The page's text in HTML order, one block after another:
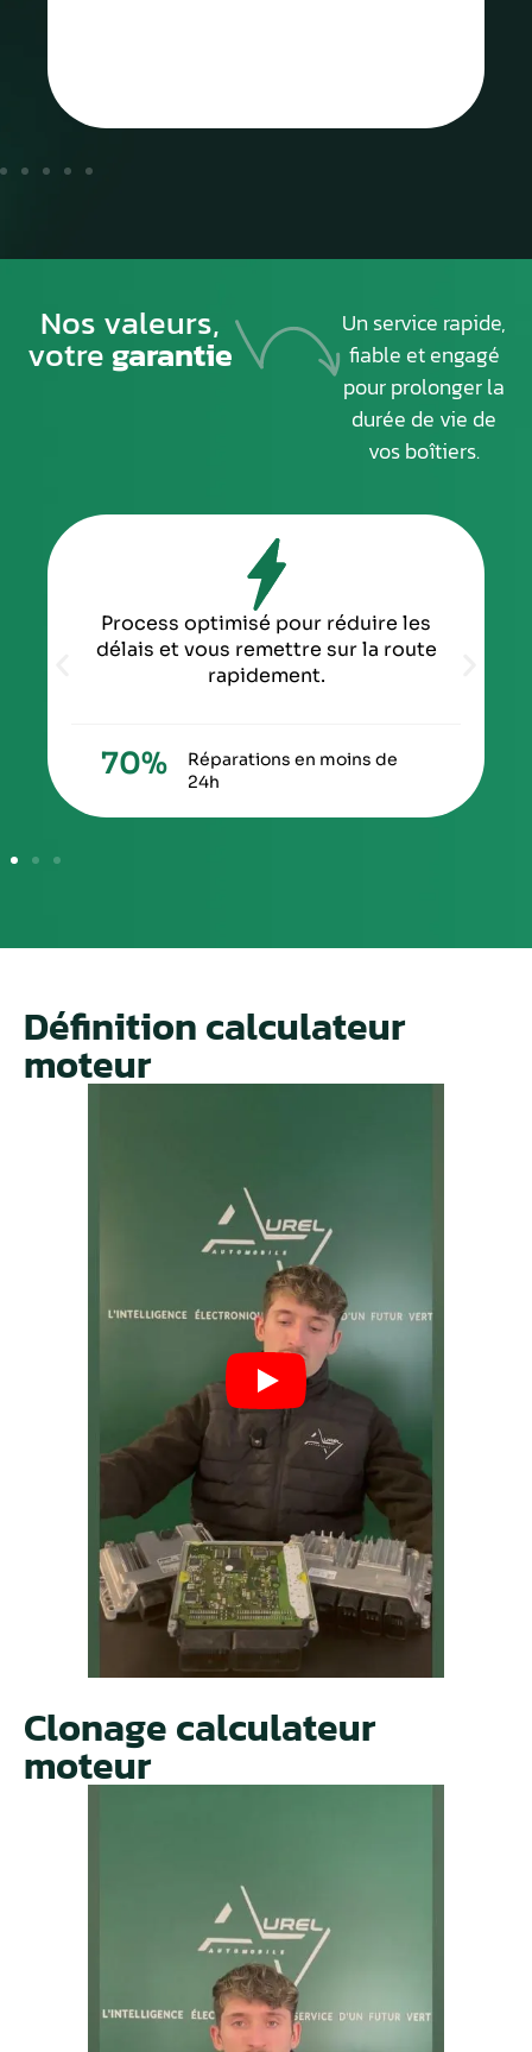
Nos valeurs,
votregarantie
Un service rapide,
fiable et engagé
pour prolonger la
durée de vie de
vos boîtiers.
Process optimisé pour réduire les
délais et vous remettre sur la route
rapidement.
Réparations en moins de
24h
70%
Définition calculateur
moteur
Clonage calculateur
moteur